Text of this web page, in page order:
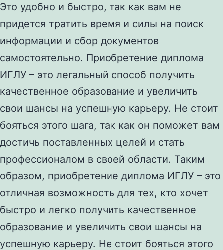
Это удобно и быстро, так как вам не
придется тратить время и силы на поиск
информации и сбор документов
самостоятельно. Приобретение диплома
ИГЛУ – это легальный способ получить
качественное образование и увеличить
свои шансы на успешную карьеру. Не стоит
бояться этого шага, так как он поможет вам
достичь поставленных целей и стать
профессионалом в своей области. Таким
образом, приобретение диплома ИГЛУ – это
отличная возможность для тех, кто хочет
быстро и легко получить качественное
образование и увеличить свои шансы на
успешную карьеру. Не стоит бояться этого